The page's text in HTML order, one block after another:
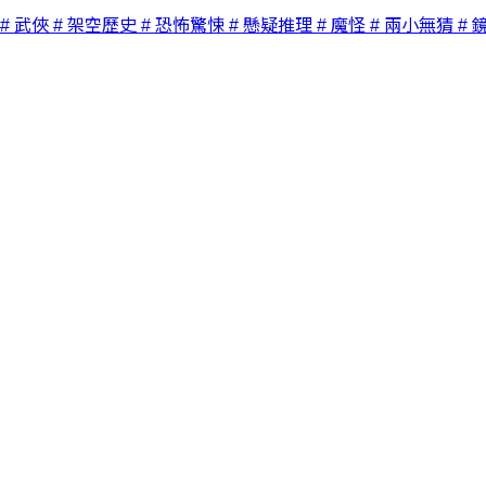
武俠 # 架空歷史 # 恐怖驚悚 # 懸疑推理 # 魔怪 # 兩小無猜 #